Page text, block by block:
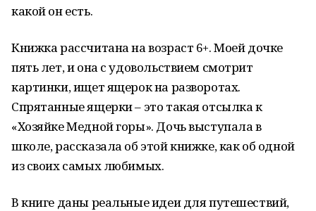
какой он есть.
Книжка рассчитана на возраст 6+. Моей дочке
пять лет, и она с удовольствием смотрит
картинки, ищет ящерок на разворотах.
Спрятанные ящерки – это такая отсылка к
«Хозяйке Медной горы». Дочь выступала в
школе, рассказала об этой книжке, как об одной
из своих самых любимых.
В книге даны реальные идеи для путешествий,